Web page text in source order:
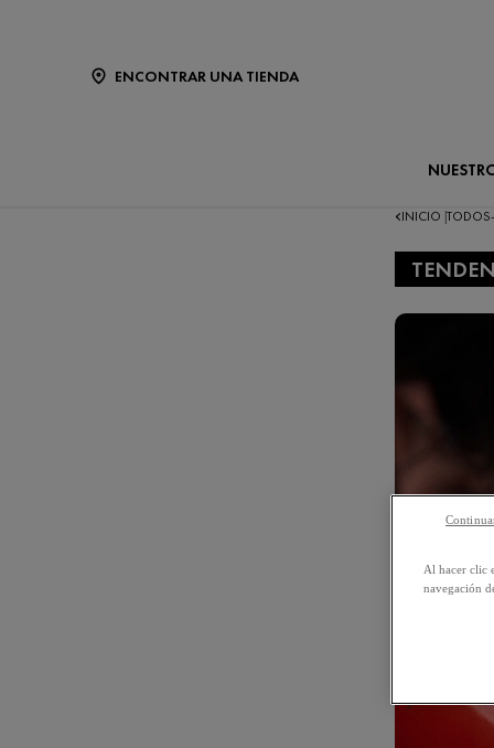
ENCONTRAR UNA TIENDA
INICIO |
Al hacer clic
navegación